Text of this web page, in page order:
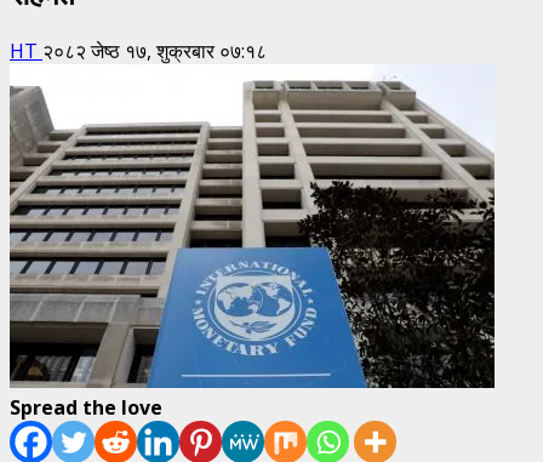
HT २०८२ जेष्ठ १७, शुक्रबार ०७:१८
Spread the love